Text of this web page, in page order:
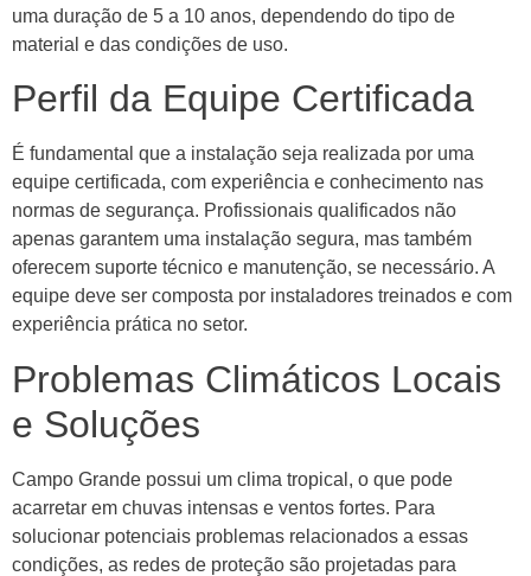
uma duração de 5 a 10 anos, dependendo do tipo de
material e das condições de uso.
Perfil da Equipe Certificada
É fundamental que a instalação seja realizada por uma
equipe certificada, com experiência e conhecimento nas
normas de segurança. Profissionais qualificados não
apenas garantem uma instalação segura, mas também
oferecem suporte técnico e manutenção, se necessário. A
equipe deve ser composta por instaladores treinados e com
experiência prática no setor.
Problemas Climáticos Locais
e Soluções
Campo Grande possui um clima tropical, o que pode
acarretar em chuvas intensas e ventos fortes. Para
solucionar potenciais problemas relacionados a essas
condições, as redes de proteção são projetadas para